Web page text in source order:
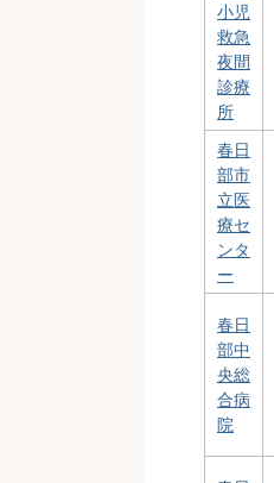
小児
救急
夜間
診療
所
春日
部市
立医
療セ
ンタ
ー
春日
部中
央総
合病
院